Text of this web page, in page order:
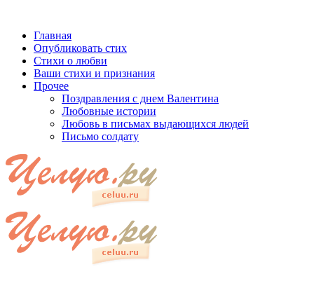
Главная
Опубликовать стих
Стихи о любви
Ваши стихи и признания
Прочее
Поздравления с днем Валентина
Любовные истории
Любовь в письмах выдающихся людей
Письмо солдату